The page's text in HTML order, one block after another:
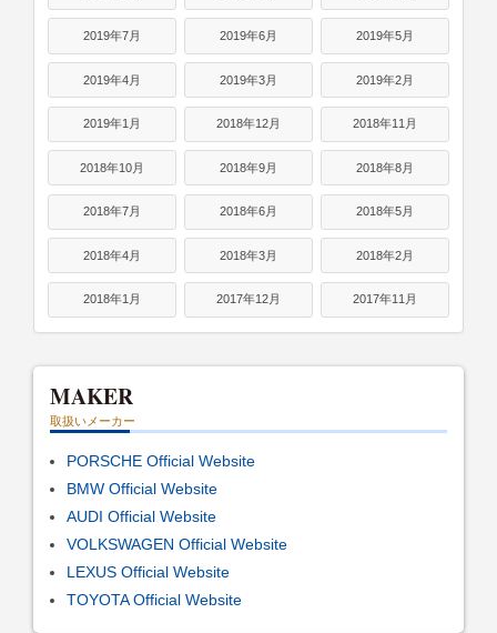
2019年7月 2019年6月 2019年5月
2019年4月 2019年3月 2019年2月
2019年1月 2018年12月 2018年11月
2018年10月 2018年9月 2018年8月
2018年7月 2018年6月 2018年5月
2018年4月 2018年3月 2018年2月
2018年1月 2017年12月 2017年11月
MAKER
取扱いメーカー
PORSCHE Official Website
BMW Official Website
AUDI Official Website
VOLKSWAGEN Official Website
LEXUS Official Website
TOYOTA Official Website